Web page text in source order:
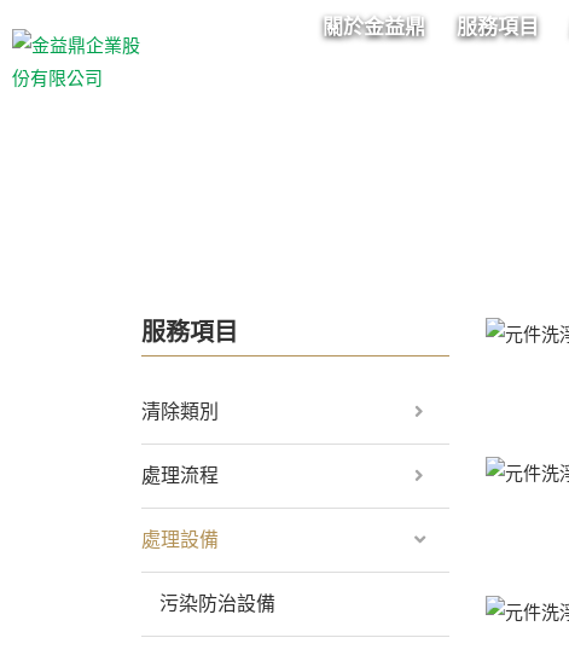
關於金益鼎 服務項目
服務項目
清除類別
處理流程
處理設備
污染防治設備